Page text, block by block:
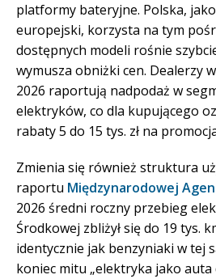
platformy bateryjne. Polska,
europejski, korzysta na tym
dostępnych modeli rośnie
wymusza obniżki cen. Dealerzy
2026 raportują nadpodaż w
elektryków, co dla kupującego
rabaty 5 do 15 tys. zł na
Zmienia się również struktura
raportu Międzynarodowej
2026 średni roczny przebieg
Środkowej zbliżył się do 19 tys.
identycznie jak benzyniaki w tej
koniec mitu „elektryka jako auta